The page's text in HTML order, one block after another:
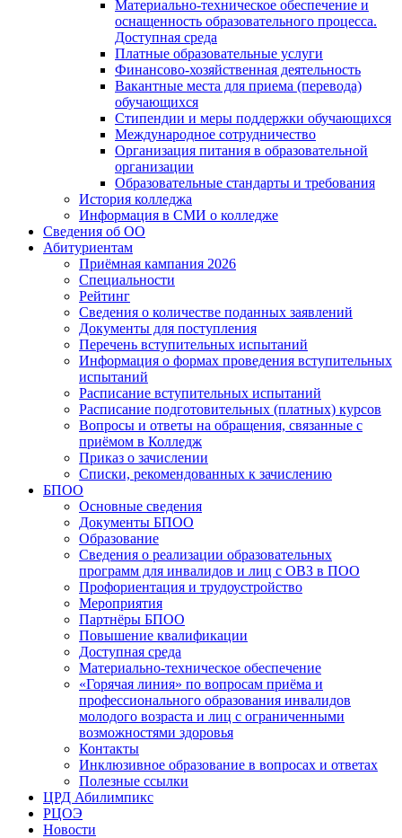
Материально-техническое обеспечение и
оснащенность образовательного процесса.
Доступная среда
Платные образовательные услуги
Финансово-хозяйственная деятельность
Вакантные места для приема (перевода)
обучающихся
Стипендии и меры поддержки обучающихся
Международное сотрудничество
Организация питания в образовательной
организации
Образовательные стандарты и требования
История колледжа
Информация в СМИ о колледже
Сведения об ОО
Абитуриентам
Приёмная кампания 2026
Специальности
Рейтинг
Сведения о количестве поданных заявлений
Документы для поступления
Перечень вступительных испытаний
Информация о формах проведения вступительных
испытаний
Расписание вступительных испытаний
Расписание подготовительных (платных) курсов
Вопросы и ответы на обращения, связанные с
приёмом в Колледж
Приказ о зачислении
Списки, рекомендованных к зачислению
БПОО
Основные сведения
Документы БПОО
Образование
Сведения о реализации образовательных
программ для инвалидов и лиц с ОВЗ в ПОО
Профориентация и трудоустройство
Мероприятия
Партнёры БПОО
Повышение квалификации
Доступная среда
Материально-техническое обеспечение
«Горячая линия» по вопросам приёма и
профессионального образования инвалидов
молодого возраста и лиц с ограниченными
возможностями здоровья
Контакты
Инклюзивное образование в вопросах и ответах
Полезные ссылки
ЦРД Абилимпикс
РЦОЭ
Новости